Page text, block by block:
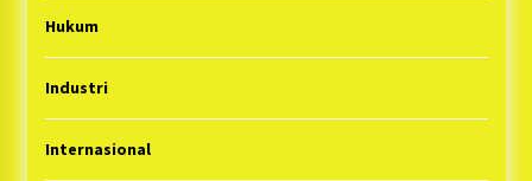
Hukum
Industri
Internasional